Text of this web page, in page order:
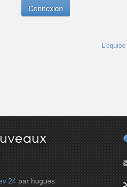
24 par hugues